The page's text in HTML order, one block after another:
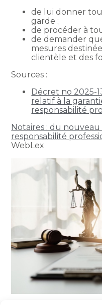
de lui donner
garde ;
de procéder à
de demander
mesures
clientèle et des
Sources :
Décret no 2025-
relatif à la
responsabilité
Notaires : du
responsabilité
WebLex